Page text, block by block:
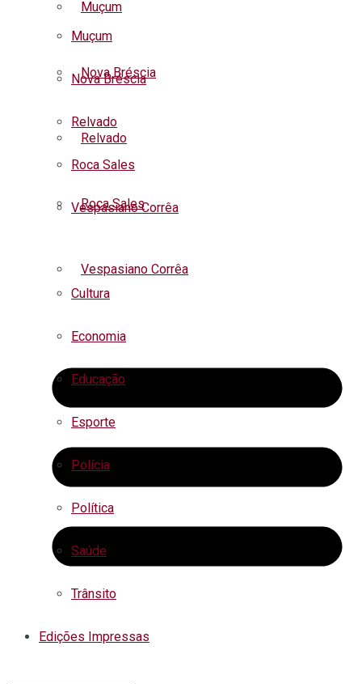
Muçum
Nova Bréscia
Relvado
Roca Sales
Vespasiano Corrêa
Muçum
Nova Bréscia
Relvado
Roca Sales
Vespasiano Corrêa
Cultura
Economia
Educação
Esporte
Polícia
Política
Saúde
Trânsito
Edições Impressas